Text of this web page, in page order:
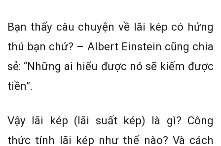
Bạn thấy câu chuyện về lãi kép có hứng
thú bạn chứ? – Albert Einstein cũng chia
sẻ: “Những ai hiểu được nó sẽ kiếm được
tiền”.
Vậy lãi kép (lãi suất kép) là gì? Công
thức tính lãi kép như thế nào? Và cách